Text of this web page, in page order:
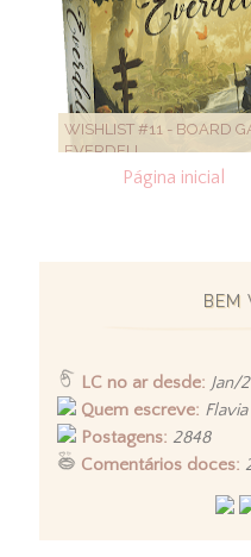
WISHLIST #11 - BOARD
EVERDELL
Página inicial
BEM
LC no ar desde: Jan/
Quem escreve:
Postagens: 2848
Comentários doces: